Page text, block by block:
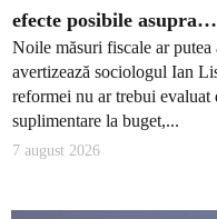
efecte posibile asupra…
Noile măsuri fiscale ar putea
avertizează sociologul Ian
reformei nu ar trebui
suplimentare la buget,...
7 august 2026